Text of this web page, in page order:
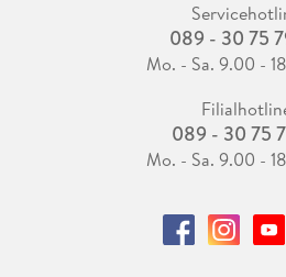
089 - 30 75
Mo. - Sa. 9.00 -
089 - 30 75
Mo. - Sa. 9.00 -